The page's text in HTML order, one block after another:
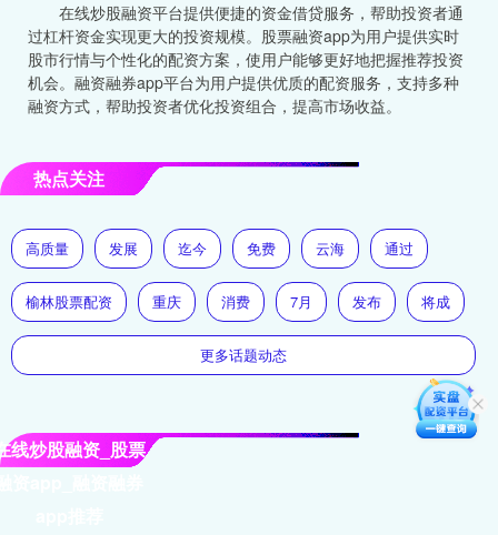
在线炒股融资平台提供便捷的资金借贷服务，帮助投资者通
过杠杆资金实现更大的投资规模。股票融资app为用户提供实时
股市行情与个性化的配资方案，使用户能够更好地把握推荐投资
机会。融资融券app平台为用户提供优质的配资服务，支持多种
融资方式，帮助投资者优化投资组合，提高市场收益。
热点关注
高质量 发展 迄今 免费 云海 通过
榆林股票配资 重庆 消费 7月 发布 将成
更多话题动态
线炒股融资_股票